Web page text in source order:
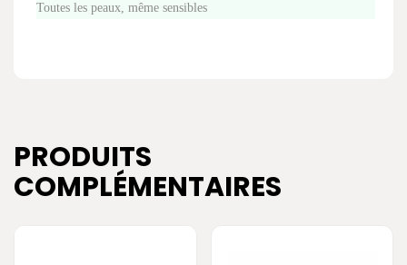
Toutes les peaux, même sensibles
PRODUITS
COMPLÉMENTAIRES